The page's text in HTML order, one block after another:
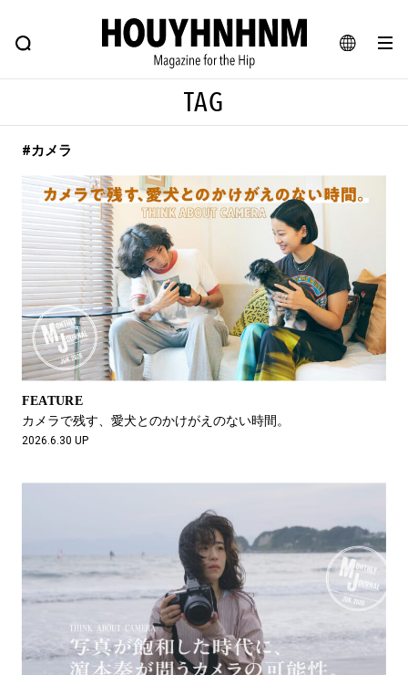
JA
FEATURE BLOG SNAP
ヒップなファッション、カルチャー、ライフスタイルWEBマガジン
#注目のタグ
#SHOPPING ADDICT #憧れの逸品
#ESSENTIAL DESIGNS #古着サミット
#NEW VINTAGE #マイナーグッド図鑑
#路地裏てぃーん。 #MONTHLY JOURNAL
#GH 銘品の所以 #フイナムのYouTube
#Commune H #FOCUS IT #AH.H
#ととけん #FASHION #MUSIC #MOVIE
#LIFESTYLE
#SPORTS
TAG
#カメラ
FEATURE
カメラで残す、愛犬とのかけがえのない時間。
2026.6.30 UP